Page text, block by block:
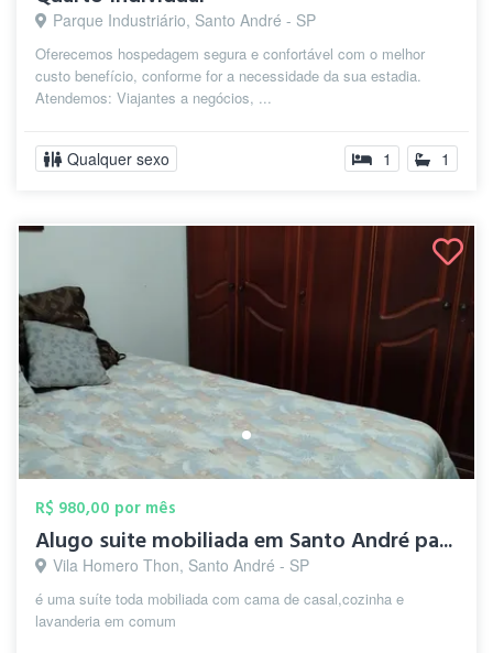
Parque Industriário, Santo André - SP
Oferecemos hospedagem segura e confortável com o melhor
custo benefício, conforme for a necessidade da sua estadia.
Atendemos: Viajantes a negócios, ...
Qualquer sexo 1 1
R$ 980,00 por mês
Alugo suite mobiliada em Santo André pa...
Vila Homero Thon, Santo André - SP
é uma suíte toda mobiliada com cama de casal,cozinha e
lavanderia em comum